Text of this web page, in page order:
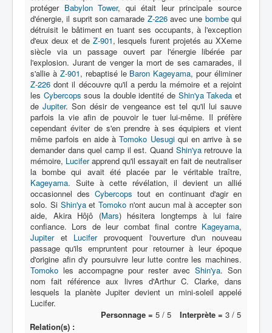
protéger Babylon Tower, qui était leur principale source
d'énergie, il suprit son camarade Z-226avec une bombequi
détruisit le bâtiment en tuant ses occupants, à l'exception
d'eux deux et de Z-901, lesquels furent projetés au XXeme
siècle via un passage ouvert par l'énergie libérée par
l'explosion. Jurant de venger la mort de ses camarades, il
s'allie à Z-901, rebaptisé le Baron Kageyama, pour éliminer
Z-226 dont il découvre qu'il a perdu la mémoire et a rejoint
les Cybercops sous la double identité de Shin'ya Takeda et
deJupiter. Son désir de vengeance est tel qu'il lui sauve
parfois la vie afin de pouvoir le tuer lui-même. Il préfère
cependant éviter de s'en prendre à ses équipiers et vient
même parfois en aide àTomoko Uesugiqui en arrive à se
demander dans quel camp il est. Quand Shin'yaretrouve la
mémoire, Luciferapprend qu'il essayait en fait de neutraliser
la bombe qui avait été placée par le véritable traître,
Kageyama. Suite à cette révélation, il devient un allié
occasionnel des Cybercops tout en continuant d'agir en
solo. Si Shin'yaetTomoko n'ont aucun mal à accepter son
aide, Akira Hôjô (Mars) hésitera longtemps à lui faire
confiance. Lors de leur combat final contre Kageyama,
Jupiteret Luciferprovoquent l'ouverture d'un nouveau
passage qu'ils empruntent pour retourner à leur époque
d'origine afin d'y poursuivre leur lutte contre les machines.
Tomoko les accompagne pour rester avec Shin'ya. Son
nom fait référence aux livres d'Arthur C. Clarke, dans
lesquels la planète Jupiter devient un mini-soleil appelé
Lucifer.
Personnage = 5 / 5 Interprète = 3 / 5
Relation(s) :